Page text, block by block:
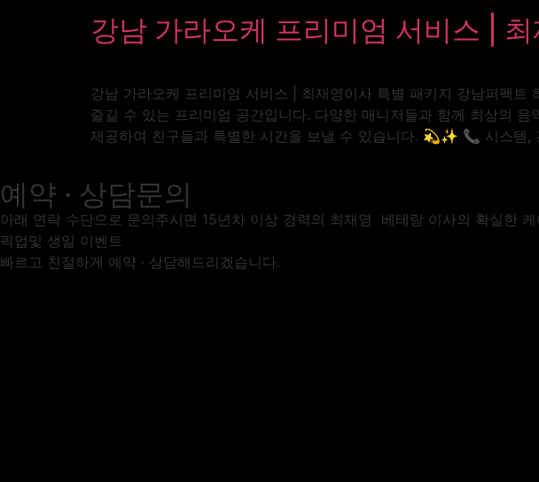
강남 가라오케 프리미엄 서비스 |
강남 가라오케 프리미엄 서비스 | 최재영이사 특별 패키지 강남퍼펙
즐길 수 있는 프리미엄 공간입니다. 다양한 매니저들과 함께 최상의
제공하여 친구들과 특별한 시간을 보낼 수 있습니다. 💫✨ 📞 시스템
예약 · 상담문의
아래 연락 수단으로 문의주시면 15년차 이상 경력의 최재영 베테랑 이사의 확실한 케
픽업및 생일 이벤트
빠르고 친절하게 예약 · 상담해드리겠습니다.